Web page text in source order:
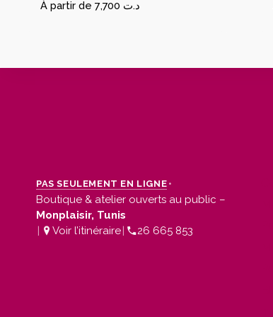
À partir de د.ت
PAS SEULEMENT EN LIGNE •
Boutique & atelier ouverts au public –
Monplaisir, Tunis
|
Voir l’itinéraire| 26 665 853